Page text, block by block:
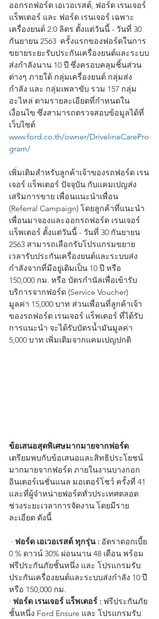
ออกรถฟอร์ด เอเวอเรสต์, ฟอร์ด เรนเจอร์
แร็พเตอร์ และ ฟอร์ด เรนเจอร์ เฉพาะ
เครื่องยนต์ 2.0 ลิตร ตั้งแต่วันนี้ - วันที่ 30
กันยายน 2563  ครั้งแรกของฟอร์ดในการ
ขยายระยะรับประกันเครื่องยนต์และระบบ
ส่งกำลังนาน 10 ปี ซึ่งครอบคลุมชิ้นส่วน
ต่างๆ ภายใต้ กลุ่มเครื่องยนต์ กลุ่มส่ง
กำลัง และ กลุ่มเพลาขับ รวม 157 กลุ่ม
อะไหล่ ตามรายละเอียดที่กำหนดใน
เงื่อนไข ซึ่งสามารถตรวจสอบข้อมูลได้ที่
เว็บไซต์
www.ford.co.th/owner/DrivelineCarePro
gram/
เพิ่มเติมสำหรับลูกค้าเจ้าของรถฟอร์ด เรน
เจอร์ แร็พเตอร์ ปัจจุบัน กับแคมเปญส่ง
เสริมการขาย เพื่อนแนะนำเพื่อน
(Referral Campaign) โดยลูกค้าที่แนะนำ
เพื่อนมาจองและออกรถฟอร์ด เรนเจอร์
แร็พเตอร์ ตั้งแต่วันนี้ - วันที่ 30 กันยายน
2563 สามารถเลือกรับโปรแกรมขยาย
เวลารับประกันเครื่องยนต์และระบบส่ง
กำลังจากที่มีอยู่เดิมเป็น 10 ปี หรือ
150,000 กม. หรือ บัตรกำนัลเพื่อเข้ารับ
บริการจากฟอร์ด (Service Voucher)
มูลค่า 15,000 บาท ส่วนเพื่อนที่ลูกค้าเจ้า
ของรถฟอร์ด เรนเจอร์ แร็พเตอร์ ที่ได้รับ
การแนะนำ จะได้รับบัตรน้ำมันมูลค่า
5,000 บาท เพิ่มเติมจากแคมเปญปกติ
ข้อเสนอสุดพิเศษมากมายจากฟอร์ด
เตรียมพบกับข้อเสนอและสิทธิประโยชน์
มากมายจากฟอร์ด ภายในงานบางกอก
อินเตอร์เนชั่นแนล มอเตอร์โชว์ ครั้งที่ 41
และที่ผู้จำหน่ายฟอร์ดทั่วประเทศตลอด
ช่วงระยะเวลาการจัดงาน โดยมีราย
ละเอียด ดังนี้
· ฟอร์ด เอเวอเรสต์ ทุกรุ่น : อัตราดอกเบี้ย
0 % ดาวน์ 30% ผ่อนนาน 48 เดือน พร้อม
ฟรีประกันภัยชั้นหนึ่ง และ โปรแกรมรับ
ประกันเครื่องยนต์และระบบส่งกำลัง 10 ปี
หรือ 150,000 กม.
· ฟอร์ด เรนเจอร์ แร็พเตอร์ : ฟรีประกันภัย
ชั้นหนึ่ง Ford Ensure และ โปรแกรมรับ